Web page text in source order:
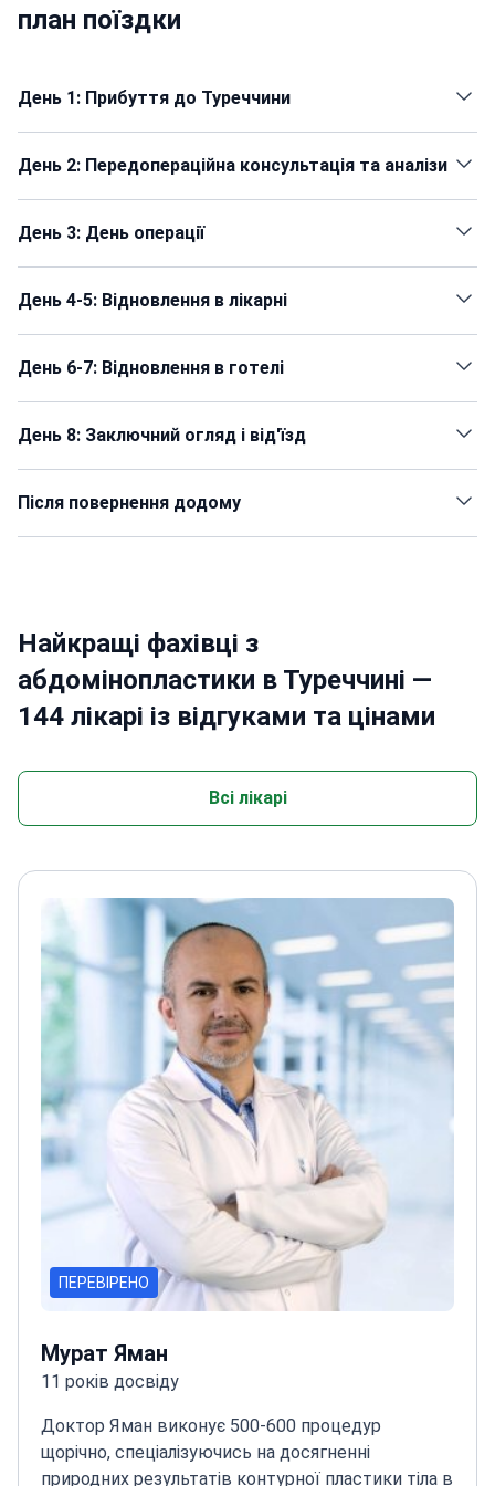
план поїздки
День 1: Прибуття до Туреччини
День 2: Передопераційна консультація та аналізи
День 3: День операції
День 4-5: Відновлення в лікарні
День 6-7: Відновлення в готелі
День 8: Заключний огляд і від'їзд
Після повернення додому
Найкращі фахівці з
абдомінопластики в Туреччині —
144 лікарі із відгуками та цінами
Всі лікарі
ПЕРЕВІРЕНО
Мурат Яман
11 років досвіду
Доктор Яман виконує 500-600 процедур
щорічно, спеціалізуючись на досягненні
природних результатів контурної пластики тіла в